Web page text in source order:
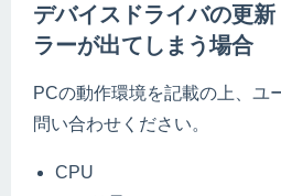
デバイスドライバの更
ラーが出てしまう場合
PCの動作環境を記載の上、ユ
問い合わせください。
CPU